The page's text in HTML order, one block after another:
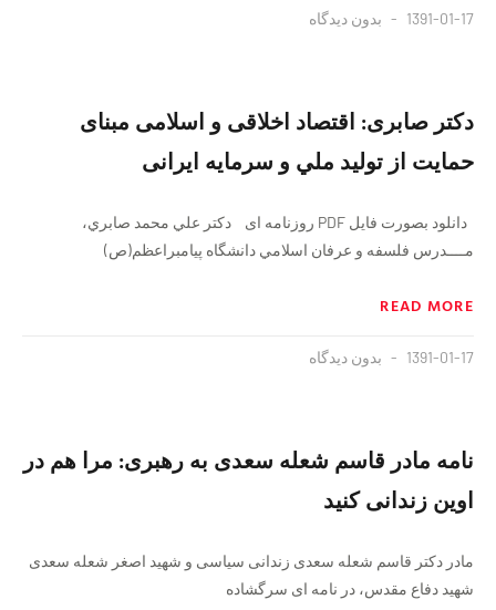
1391-01-17 بدون دیدگاه
دكتر صابری: اقتصاد اخلاقی و اسلامی مبنای
حمایت از تولید ملي و سرمایه ايرانی
دانلود بصورت فایل PDF روزنامه ای دكتر علي محمد صابري،
مــــدرس فلسفه و عرفان اسلامي دانشگاه پيامبراعظم(ص)
READ MORE
1391-01-17 بدون دیدگاه
نامه مادر قاسم شعله سعدی به رهبری: مرا هم در
اوین زندانی کنید
مادر دکتر قاسم شعله سعدی زندانی سیاسی و شهید اصغر شعله سعدی
شهید دفاع مقدس، در نامه ای سرگشاده